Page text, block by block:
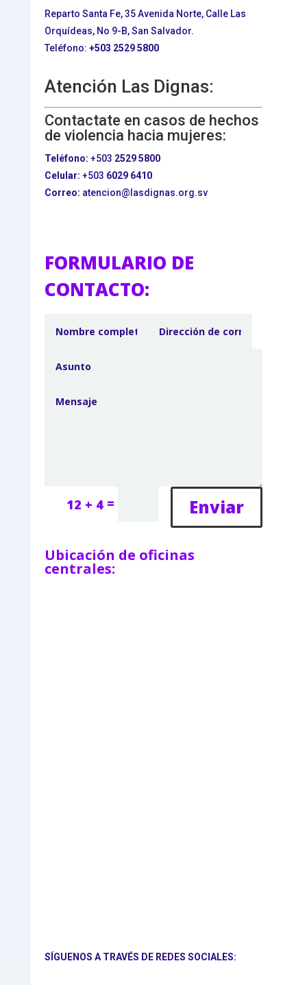
Reparto Santa Fe, 35 Avenida Norte, Calle Las
Orquídeas, No 9-B, San Salvador.
Teléfono: +503 2529 5800
Atención Las Dignas:
Contactate en casos de hechos
de violencia hacia mujeres:
Teléfono: +503 2529 5800
Celular: +503 6029 6410
Correo: atencion@lasdignas.org.sv
FORMULARIO DE
CONTACTO:
12 + 4 = Enviar
Ubicación de oficinas
centrales:
SÍGUENOS A TRAVÉS DE REDES SOCIALES: